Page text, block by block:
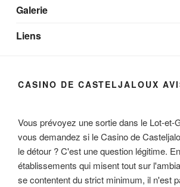
Galerie
Liens
CASINO DE CASTELJALOUX
Vous prévoyez une sortie dans le Lot-et-
vous demandez si le Casino de
le détour ? C'est une question légitime.
établissements qui misent tout sur
se contentent du strict minimum, il n'est